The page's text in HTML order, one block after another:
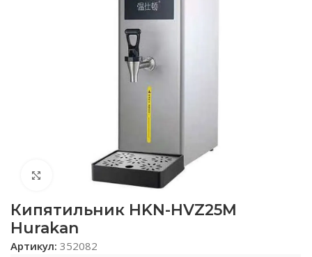
Нажмите, чтобы увеличить
Кипятильник HKN-HVZ25M
Hurakan
Артикул: 352082